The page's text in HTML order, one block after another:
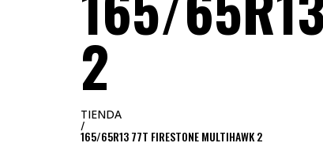
2
TIENDA
/
165/65R13 77T FIRESTONE MULTIHAWK 2